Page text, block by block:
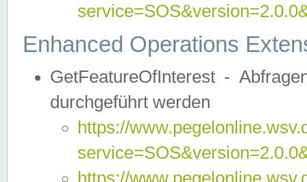
Enhanced Operations
GetFeatureOfInterest -
durchgeführt werden
https://
https://